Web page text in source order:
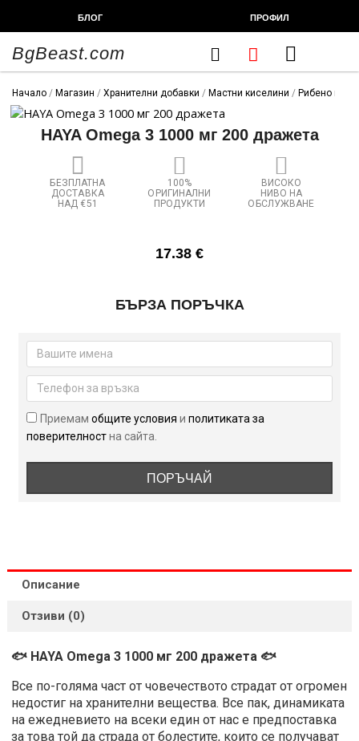
БЛОГ ПРОФИЛ
BgBeast.com Cart
Начало / Магазин / Хранителни добавки / Мастни киселини / Рибено
HAYA Omega 3 1000 мг 200 дражета
БЕЗПЛАТНА
ДОСТАВКА
НАД €51
100%
ОРИГИНАЛНИ
ПРОДУКТИ
ВИСОКО
НИВО НА
ОБСЛУЖВАНЕ
17.38 €
Omega
1000
мг
200
дражета
БЪРЗА ПОРЪЧКА
Приемамобщите условияиполитиката за
поверителностна сайта.
ПОРЪЧАЙ
Описание
Отзиви (0)
🐟 HAYA Omega 3 1000 мг 200 дражета 🐟
Все по-голяма част от човечеството страдат от огромен
недостиг на хранителни вещества. Все пак, динамиката
на ежедневието на всеки един от нас е предпоставка
за това той да страда от болестите, които се получават